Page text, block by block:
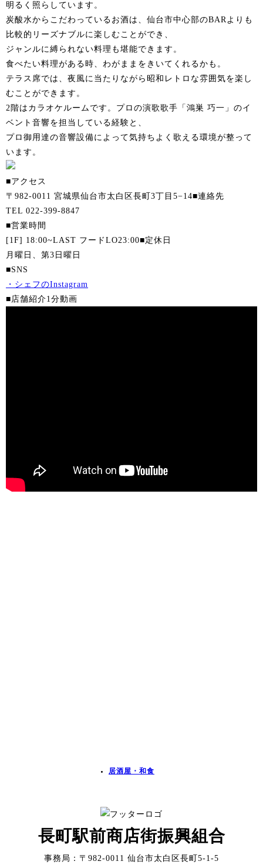
明るく照らしています。
炭酸水からこだわっているお酒は、仙台市中心部のBARよりも
比較的リーズナブルに楽しむことができ、
ジャンルに縛られない料理も堪能できます。
食べたい料理がある時、わがままをきいてくれるかも。
テラス席では、夜風に当たりながら昭和レトロな雰囲気を楽し
むことができます。
2階はカラオケルームです。プロの演歌歌手「鴻巣 巧一」のイ
ベント音響を担当している経験と、
プロ御用達の音響設備によって気持ちよく歌える環境が整って
います。
■アクセス
〒982-0011 宮城県仙台市太白区長町3丁目5−14■連絡先
TEL 022-399-8847
■営業時間
[1F] 18:00~LAST フードLO23:00■定休日
月曜日、第3日曜日
■SNS
・シェフのInstagram
■店舗紹介1分動画
居酒屋・和食
長町駅前商店街振興組合
事務局：〒982-0011 仙台市太白区長町5-1-5